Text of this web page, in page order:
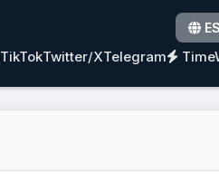
ES
TikTokTwitter/XTelegram